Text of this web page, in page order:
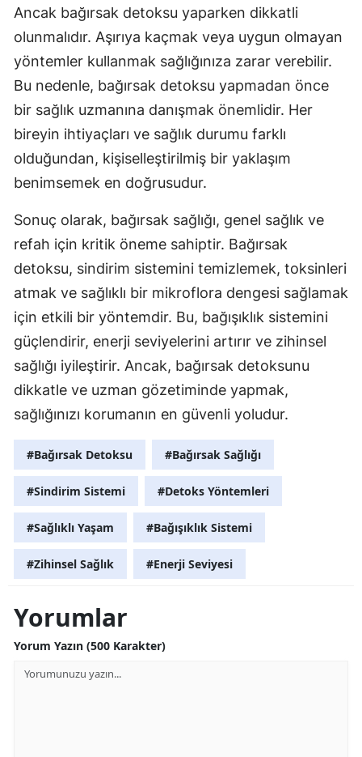
Ancak bağırsak detoksu yaparken dikkatli
olunmalıdır. Aşırıya kaçmak veya uygun olmayan
yöntemler kullanmak sağlığınıza zarar verebilir.
Bu nedenle, bağırsak detoksu yapmadan önce
bir sağlık uzmanına danışmak önemlidir. Her
bireyin ihtiyaçları ve sağlık durumu farklı
olduğundan, kişiselleştirilmiş bir yaklaşım
benimsemek en doğrusudur.
Sonuç olarak, bağırsak sağlığı, genel sağlık ve
refah için kritik öneme sahiptir. Bağırsak
detoksu, sindirim sistemini temizlemek, toksinleri
atmak ve sağlıklı bir mikroflora dengesi sağlamak
için etkili bir yöntemdir. Bu, bağışıklık sistemini
güçlendirir, enerji seviyelerini artırır ve zihinsel
sağlığı iyileştirir. Ancak, bağırsak detoksunu
dikkatle ve uzman gözetiminde yapmak,
sağlığınızı korumanın en güvenli yoludur.
#Bağırsak Detoksu #Bağırsak Sağlığı
#Sindirim Sistemi #Detoks Yöntemleri
#Sağlıklı Yaşam #Bağışıklık Sistemi
#Zihinsel Sağlık #Enerji Seviyesi
Yorumlar
Yorum Yazın (500 Karakter)